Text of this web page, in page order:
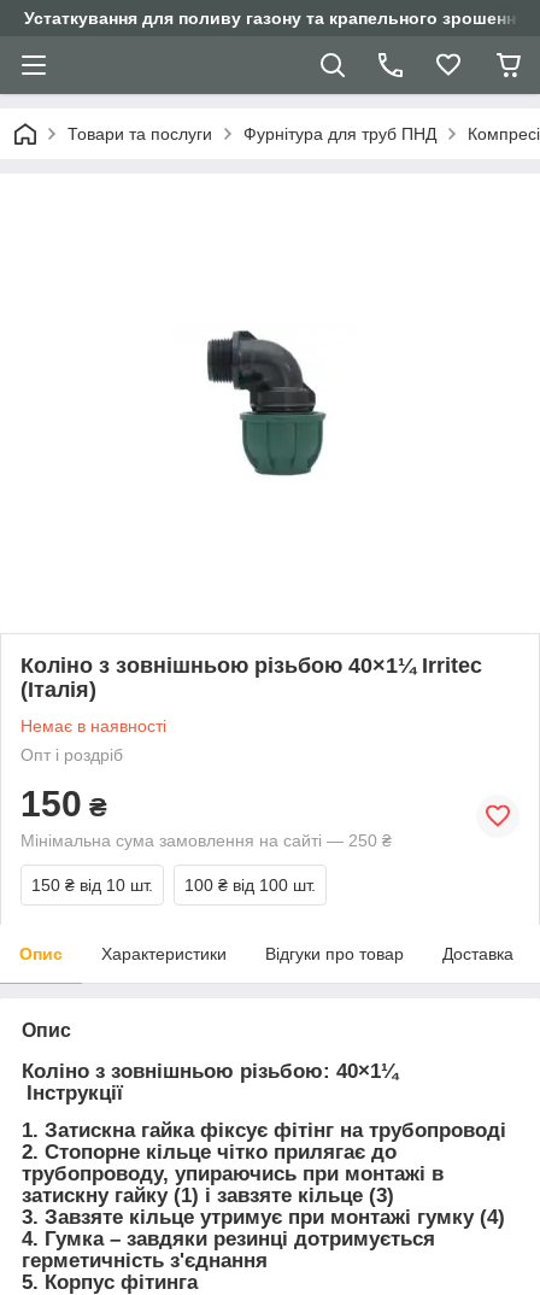
Устаткування для поливу газону та крапельного зрошення
Товари та послуги Фурнітура для труб ПНД
Коліно з зовнішньою різьбою 40×1¼ Irritec
(Італія)
Немає в наявності
Опт і роздріб
150 ₴
Мінімальна сума замовлення на сайті — 250 ₴
150 ₴ від 10 шт. 100 ₴ від 100 шт.
Опис Характеристики Відгуки про товар Доставка
Опис
Коліно з зовнішньою різьбою: 40×1¼
Інструкції
1. Затискна гайка фіксує фітінг на трубопроводі
2. Стопорне кільце чітко прилягає до
трубопроводу, упираючись при монтажі в
затискну гайку (1) і завзяте кільце (3)
3. Завзяте кільце утримує при монтажі гумку (4)
4. Гумка – завдяки резинці дотримується
герметичність з'єднання
5. Корпус фітинга